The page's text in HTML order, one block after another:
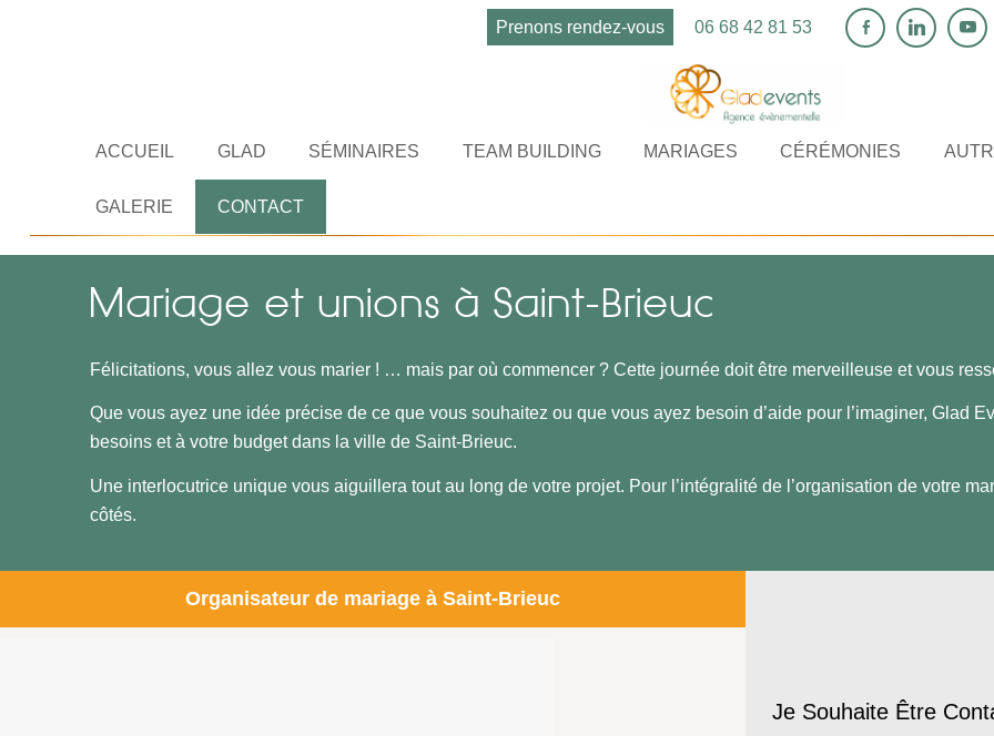
Prenons rendez-vous 06 68 42 81 53
ACCUEIL GLAD SÉMINAIRES TEAM BUILDING MARIAGES CÉRÉMONIES
GALERIE CONTACT
Mariage et unions à Saint-Brieuc
Félicitations, vous allez vous marier ! … mais par où commencer ? Cette journée doit être merveilleuse et vous
Que vous ayez une idée précise de ce que vous souhaitez ou que vous ayez besoin d’aide pour l’imaginer, Glad
besoins et à votre budget dans la ville de Saint-Brieuc.
Une interlocutrice unique vous aiguillera tout au long de votre projet. Pour l’intégralité de l’organisation de votre
côtés.
Organisateur de mariage à Saint-Brieuc
Je Souhaite Être